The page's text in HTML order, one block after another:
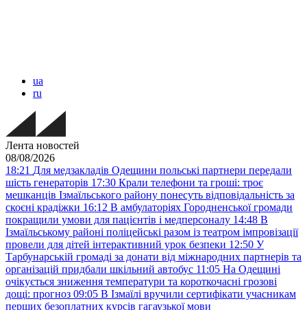
ua
ru
Лента новостей
08/08/2026
18:21 Для медзакладів Одещини польські партнери передали
шість генераторів 17:30 Крали телефони та гроші: троє
мешканців Ізмаїльського району понесуть відповідальність за
скоєні крадіжки 16:12 В амбулаторіях Городненської громади
покращили умови для пацієнтів і медперсоналу 14:48 В
Ізмаїльському районі поліцейські разом із театром імпровізації
провели для дітей інтерактивний урок безпеки 12:50 У
Тарбунарській громаді за донати від міжнародних партнерів та
організацій придбали шкільний автобус 11:05 На Одещині
очікується зниження температури та короткочасні грозові
дощі: прогноз 09:05 В Ізмаїлі вручили сертифікати учасникам
перших безоплатних курсів гагаузької мови